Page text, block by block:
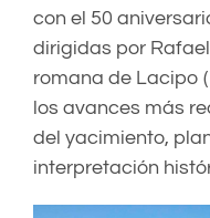
con el 50
dirigidas por
romana de Lacipo
los avances más
del yacimiento,
interpretación